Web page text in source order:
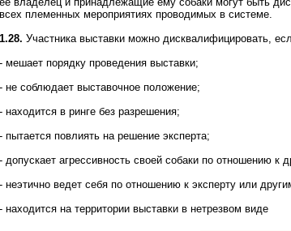
всех племенных мероприятиях проводимых в системе.
1.28. Участника выставки можно дисквалифицировать,
- мешает порядку проведения выставки;
- не соблюдает выставочное положение;
- находится в ринге без разрешения;
- пытается повлиять на решение эксперта;
- допускает агрессивность своей собаки по отношению к
- неэтично ведет себя по отношению к эксперту или
- находится на территории выставки в нетрезвом виде